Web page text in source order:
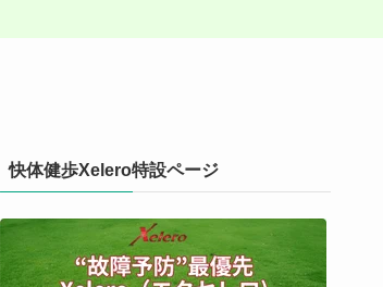
快体健歩Xelero特設ページ